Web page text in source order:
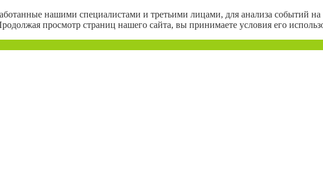
нашими специалистами и третьими лицами, для анализа событий на
просмотр страниц нашего сайта, вы принимаете условия его